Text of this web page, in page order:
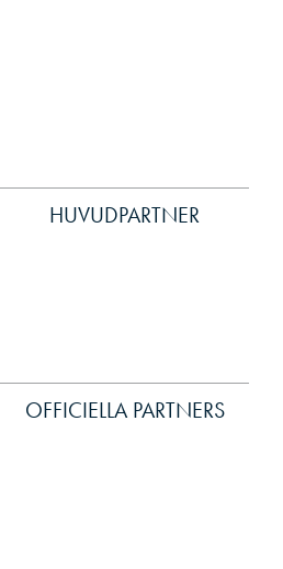
HUVUDPARTNER
OFFICIELLA PARTNERS